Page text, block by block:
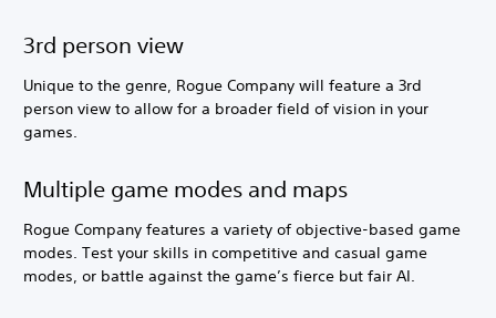
3rd person view
Unique to the genre, Rogue Company will feature a 3rd
person view to allow for a broader field of vision in your
games.
Multiple game modes and maps
Rogue Company features a variety of objective-based game
modes. Test your skills in competitive and casual game
modes, or battle against the game’s fierce but fair AI.